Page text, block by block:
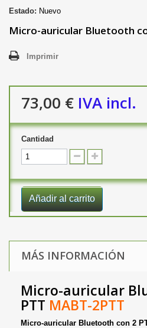
Estado: Nuevo
Micro-auricular Bluetooth
Imprimir
73,00 € IVA incl.
Cantidad
Añadir al carrito
MÁS INFORMACIÓN
Micro-auricular
PTT MABT-2PTT
Micro-auricular Bluetooth con 2